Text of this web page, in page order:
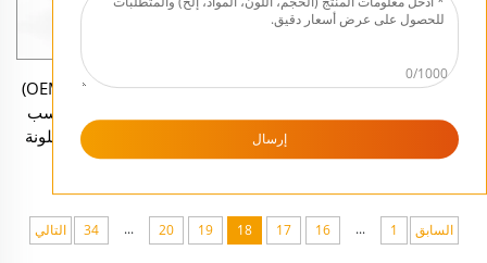
تصنيع المعدات الأصلية (OEM)
تمثال ديني كاثوليكي مصنوع
يدويًا لشخصية يسوع من الراتنج
تصنيع المعدات الأصلية (OEM)
شخصيات دينية رجعية حسب
الطلب - تماثيل مقدسة ملونة
من النحاس - حرفة من الراتنج -
السابق 1
...
16
17
18
19
20
...
34 التالي
0/1000
إرسال